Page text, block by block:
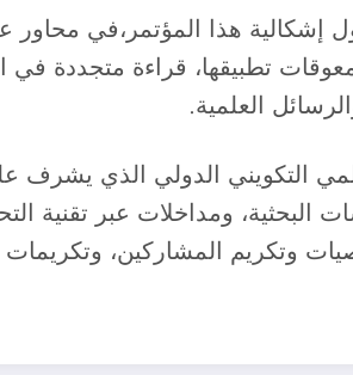
إشكالية هذا المؤتمر،في محاور
تطبيقها، قراءة متجددة في
العلمية.
ومداخلات عبر تقنية
وتكريم المشاركين،